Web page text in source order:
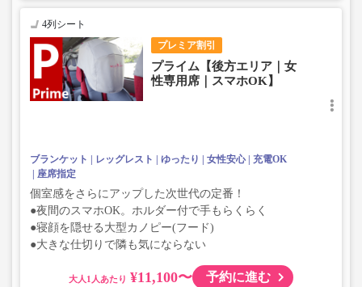
プレミア割引
4列シート
プライム【後方エリア｜女
性専用席｜スマホOK】
ブランケット レッグレスト ゆったり 女性安心
充電OK
座席指定
個室感をさらにアップした次世代の定番！
●夜間のスマホOK。ホルダー付で手もらくらく
●寝顔を隠せる大型カノピー(フード)
●大きな仕切りで隣も気にならない
大人 ¥11,100〜 予約に進む